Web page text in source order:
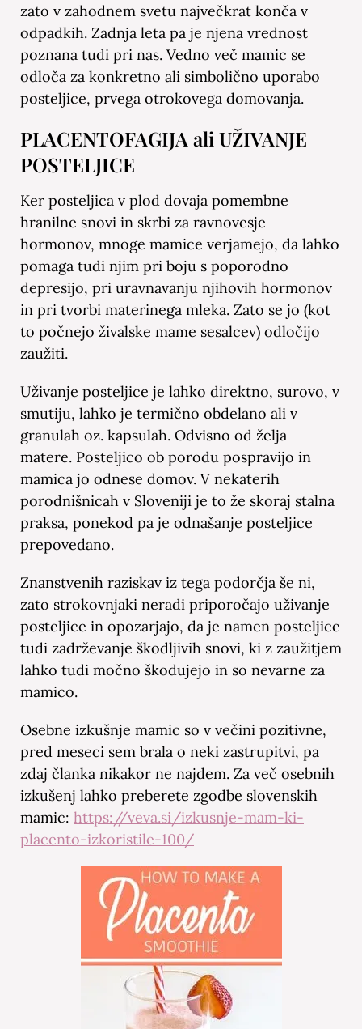
zato v zahodnem svetu največkrat konča v
odpadkih. Zadnja leta pa je njena vrednost
poznana tudi pri nas. Vedno več mamic se
odloča za konkretno ali simbolično uporabo
posteljice, prvega otrokovega domovanja.
PLACENTOFAGIJA ali UŽIVANJE
POSTELJICE
Ker posteljica v plod dovaja pomembne
hranilne snovi in skrbi za ravnovesje
hormonov, mnoge mamice verjamejo, da lahko
pomaga tudi njim pri boju s poporodno
depresijo, pri uravnavanju njihovih hormonov
in pri tvorbi materinega mleka. Zato se jo (kot
to počnejo živalske mame sesalcev) odločijo
zaužiti.
Uživanje posteljice je lahko direktno, surovo, v
smutiju, lahko je termično obdelano ali v
granulah oz. kapsulah. Odvisno od želja
matere. Posteljico ob porodu pospravijo in
mamica jo odnese domov. V nekaterih
porodnišnicah v Sloveniji je to že skoraj stalna
praksa, ponekod pa je odnašanje posteljice
prepovedano.
Znanstvenih raziskav iz tega podorčja še ni,
zato strokovnjaki neradi priporočajo uživanje
posteljice in opozarjajo, da je namen posteljice
tudi zadrževanje škodljivih snovi, ki z zaužitjem
lahko tudi močno škodujejo in so nevarne za
mamico.
Osebne izkušnje mamic so v večini pozitivne,
pred meseci sem brala o neki zastrupitvi, pa
zdaj članka nikakor ne najdem. Za več osebnih
izkušenj lahko preberete zgodbe slovenskih
mamic: https://veva.si/izkusnje-mam-ki-
placento-izkoristile-100/